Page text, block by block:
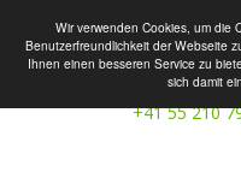
Wir verwenden Cookies, um die
Benutzerfreundlichkeit der Webseite
Ihnen einen besseren Service zu
sich damit
+41 55 210